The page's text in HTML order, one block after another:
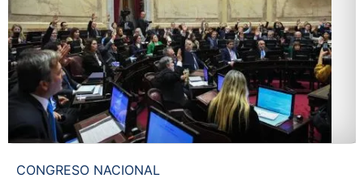
CONGRESO NACIONAL